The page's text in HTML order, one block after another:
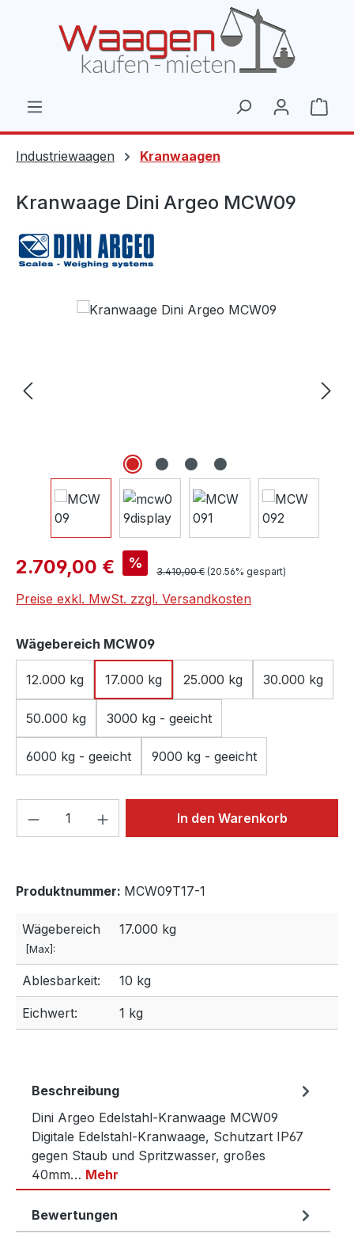
Industriewaagen Kranwaagen
Kranwaage Dini Argeo MCW09
Bildergalerie überspringen
Verkaufspreis:
2.709,00 € % Regulärer Preis:
3.410,00 € (20.56% gespart)
Preise exkl. MwSt. zzgl. Versandkosten
Wägebereich MCW09auswählen
12.000 kg 17.000 kg 25.000 kg 30.000 kg
50.000 kg 3000 kg - geeicht
6000 kg - geeicht 9000 kg - geeicht
Produkt Anzahl: Gib denIn den Warenkorb
Produktnummer: MCW09T17-1
Wägebereich
[Max]:
17.000 kg
Ablesbarkeit: 10 kg
Eichwert: 1 kg
Beschreibung
Dini Argeo Edelstahl-Kranwaage MCW09
Digitale Edelstahl-Kranwaage, Schutzart IP67
gegen Staub und Spritzwasser, großes
40mm… Mehr
Bewertungen